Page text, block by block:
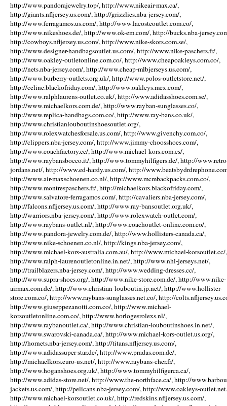
http://www.pandorajewelry.top/, http://www.nikeair-max.ca/,
http://giants.nfljersey.us.com/, http://grizzlies.nba-jersey.com/,
http://www.ferragamos.us.com/, http://www.lacosteoutlet.com.co/,
http://www.nikeshoes.de/, http://www.ok-em.com/, http://bucks.nba-
http://cowboys.nfljersey.us.com/, http://www.nike-skors.com.se/,
http://www.designer-handbagsoutlet.us.com/, http://www.nike-paschers.fr/,
http://www.oakley-outletonline.com.co/, http://www.cheapoakleys.com.co/,
http://nets.nba-jersey.com/, http://www.cheap-mlbjerseys.us.com/,
http://www.burberry-outlets.org.uk/, http://www.polos-outletstore.net/,
http://celine.blackofriday.com/, http://www.oakleys.mex.com/,
http://www.ralphlaurens-outlet.co.uk/, http://www.adidasshoes.com.se/,
http://www.michaelkors.com.de/, http://www.rayban-sunglasses.co/,
http://www.replica-handbags.com.co/, http://www.ray-bans.co.uk/,
http://www.christianlouboutinshoesoutlet.org/,
http://www.rolexwatchesforsale.us.com/, http://www.givenchy.com.co/,
http://clippers.nba-jersey.com/, http://www.jimmy-choosshoes.com/,
http://www.coachfactory.cc/, http://www.michael-kors.com.es/,
http://www.raybansbocco.it/, http://www.tommyhilfigers.de/, http://
jordans.net/, http://www.ed-hardy.us.com/, http://
http://www.air-maxschoenen.co.nl/, http://www.mcmbackpacks.com.co/,
http://www.montrespaschers.fr/, http://michaelkors.blackofriday.com/,
http://www.salvatore-ferragamos.com/, http://cavaliers.nba-jersey.com/,
http://falcons.nfljersey.us.com/, http://www.ray-bansoutlet.org.uk/,
http://warriors.nba-jersey.com/, http://www.rolexwatch-outlet.com/,
http://www.raybans-outlet.nl/, http://www.coachoutlet-online.com.co/,
http://www.pandora-jewelry.com.de/, http://www.hollisters-canada.ca/,
http://www.nike-schoenen.co.nl/, http://kings.nba-jersey.com/,
http://www.michael-kors-australia.com.au/, http://www.michael-korsoutlet.cc/,
http://www.ralph-laurenoutletonline.in.net/, http://www.nhl-jerseys.net/,
http://trailblazers.nba-jersey.com/, http://www.wedding-dresses.cc/,
http://www.supra-shoes.org/, http://www.nike-store.com.de/, http://www.nike-
airmax.com.de/, http://www.christian-louboutin.jp.net/, http://www.hollister-
store.com.co/, http://www.raybans-sunglasses.net.co/, http://
http://www.giuseppezanotti.com.co/, http://www.michael-
korsoutletonline.com.co/, http://www.horlogesrolexs.nl/,
http://www.raybanoutlet.ca/, http://www.christian-louboutinshoes.in.net/,
http://www.swarovski-canada.ca/, http://www.michael-kors-outlet.us.org/,
http://hornets.nba-jersey.com/, http://titans.nfljersey.us.com/,
http://www.adidassuper-star.de/, http://www.pradas.com.de/,
http://michaelkors.euro-us.net/, http://www.raybans-cher.fr/,
http://www.hoganshoes.org.uk/, http://www.tommyhilfigerca.ca/,
http://www.adidas-store.net/, http://www.the-northface.ca/, http://
jackets.us.com/, http://pelicans.nba-jersey.com/, http://www.oakleys-
http://www.michael-korsoutlet.co.uk/, http://redskins.nfljersey.us.com/,